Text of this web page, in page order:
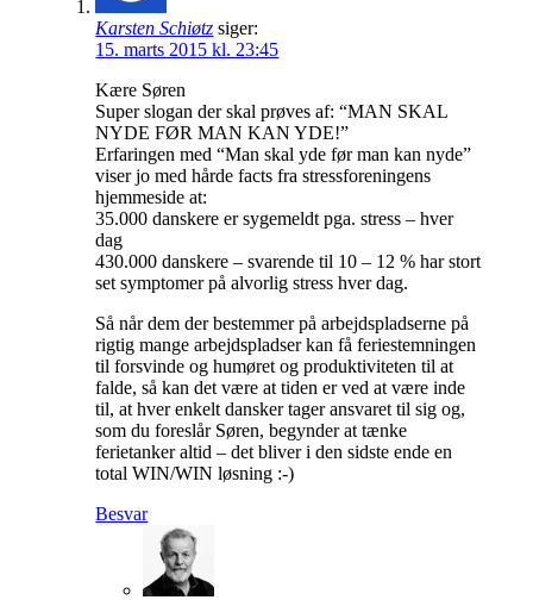
Karsten Schiøtz siger:
15. marts 2015 kl. 23:45
Kære Søren
Super slogan der skal prøves af: “MAN SKAL
NYDE FØR MAN KAN YDE!”
Erfaringen med “Man skal yde før man kan nyde”
viser jo med hårde facts fra stressforeningens
hjemmeside at:
35.000 danskere er sygemeldt pga. stress – hver
dag
430.000 danskere – svarende til 10 – 12 % har stort
set symptomer på alvorlig stress hver dag.
Så når dem der bestemmer på arbejdspladserne på
rigtig mange arbejdspladser kan få feriestemningen
til forsvinde og humøret og produktiviteten til at
falde, så kan det være at tiden er ved at være inde
til, at hver enkelt dansker tager ansvaret til sig og,
som du foreslår Søren, begynder at tænke
ferietanker altid – det bliver i den sidste ende en
total WIN/WIN løsning :-)
Besvar